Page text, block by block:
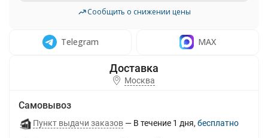
Сообщить о снижении цены
Telegram MAX
Москва
Самовывоз
Пункт выдачи заказов В течение 1 дня Бесплатно